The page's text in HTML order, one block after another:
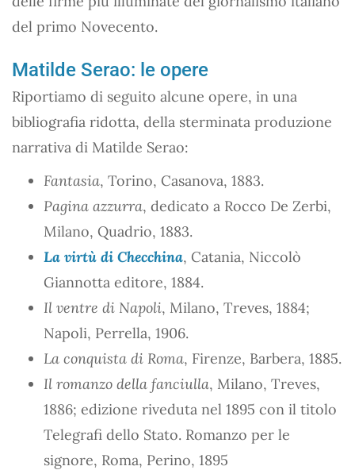
del primo Novecento.
Matilde Serao: le opere
Riportiamo di seguito alcune opere, in una
bibliografia ridotta, della sterminata produzione
narrativa di Matilde Serao:
Fantasia, Torino, Casanova, 1883.
Pagina azzurra, dedicato a Rocco De Zerbi,
Milano, Quadrio, 1883.
La virtù di Checchina, Catania, Niccolò
Giannotta editore, 1884.
Il ventre di Napoli, Milano, Treves, 1884;
Napoli, Perrella, 1906.
La conquista di Roma, Firenze, Barbera, 1885.
Il romanzo della fanciulla, Milano, Treves,
1886; edizione riveduta nel 1895 con il titolo
Telegrafi dello Stato. Romanzo per le
signore, Roma, Perino, 1895